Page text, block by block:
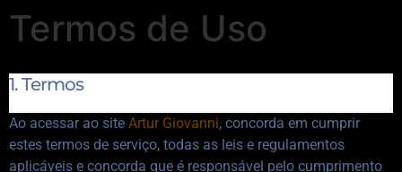
Termos de Uso
1. Termos
Ao acessar ao site Artur Giovanni, concorda em cumprir
estes termos de serviço, todas as leis e regulamentos
aplicáveis ​​e concorda que é responsável pelo cumprimento